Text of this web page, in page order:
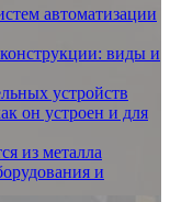
автоматизации
виды и
устройств
он устроен и для
из металла
и